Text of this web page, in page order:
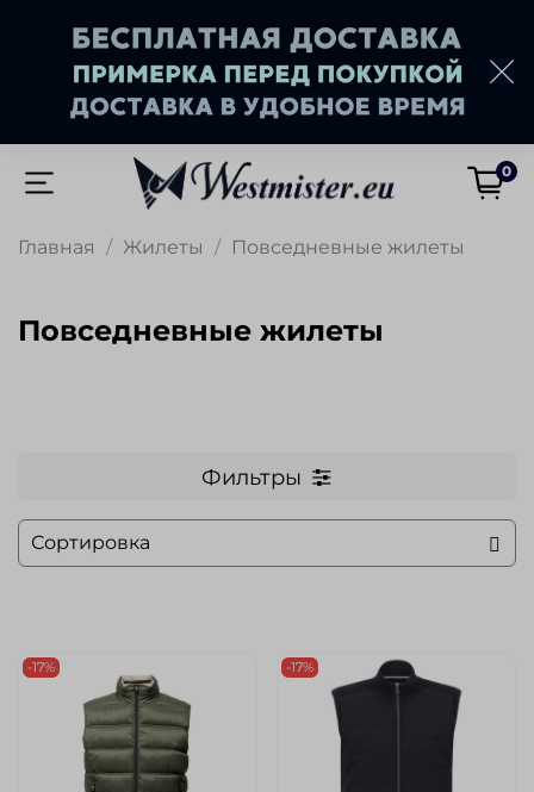
0
Главная Жилеты Повседневные жилеты
Повседневные жилеты
Фильтры
-17% -17%